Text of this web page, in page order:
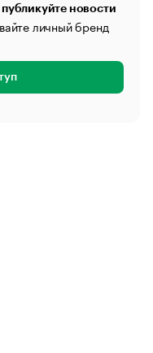
новости
личный бренд